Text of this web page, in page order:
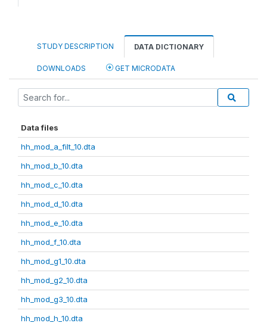
STUDY DESCRIPTION DATA DICTIONARY
DOWNLOADS GET MICRODATA
Data files
hh_mod_a_filt_10.dta
hh_mod_b_10.dta
hh_mod_c_10.dta
hh_mod_d_10.dta
hh_mod_e_10.dta
hh_mod_f_10.dta
hh_mod_g1_10.dta
hh_mod_g2_10.dta
hh_mod_g3_10.dta
hh_mod_h_10.dta